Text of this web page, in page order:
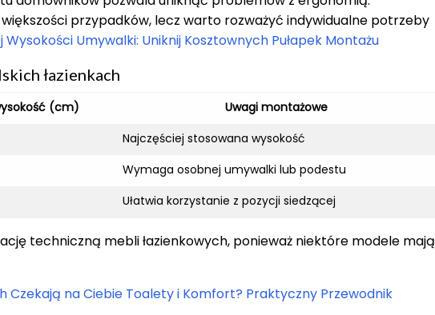
przypadków, lecz warto rozważyć indywidualne potrzeby
Umywalki: Uniknij Kosztownych Pułapek Montażu
łazienkach
(cm)
Uwagi montażowe
Najczęściej stosowana wysokość
Wymaga osobnej umywalki lub podestu
Ułatwia korzystanie z pozycji siedzącej
techniczną mebli łazienkowych, ponieważ niektóre modele mają
Czekają na Ciebie Toalety i Komfort? Praktyczny Przewodnik